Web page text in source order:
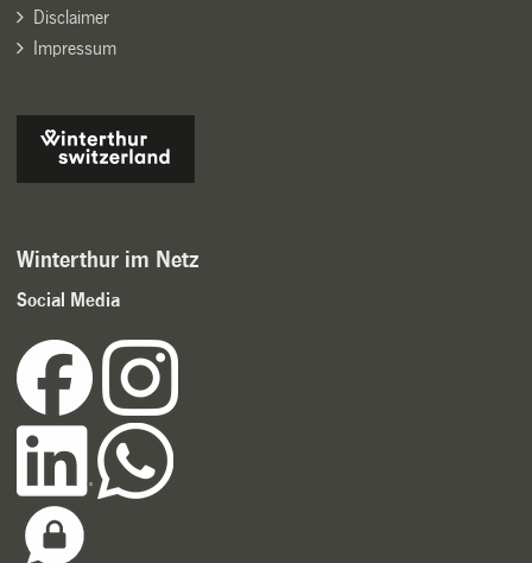
Disclaimer
Impressum
Winterthur im Netz
Social Media